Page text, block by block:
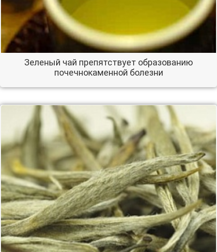
Зеленый чай препятствует образованию
почечнокаменной болезни